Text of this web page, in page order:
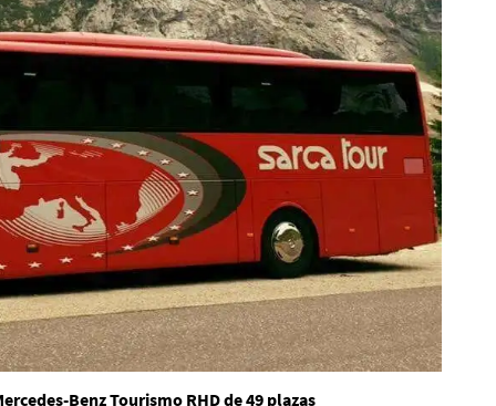
Benz Tourismo RHD de 49 plazas